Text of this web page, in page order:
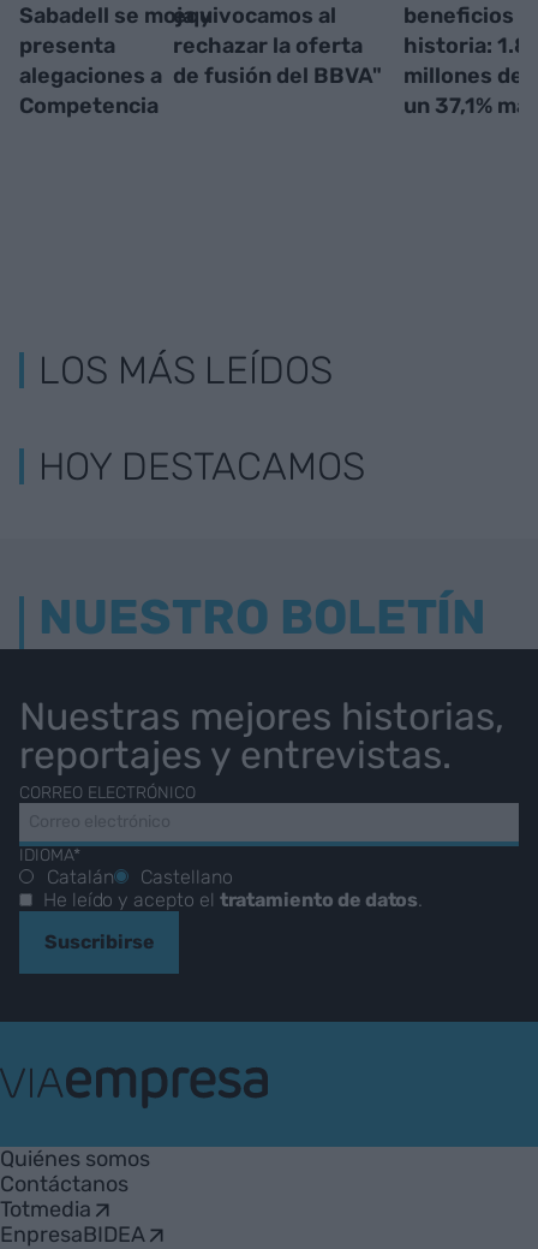
Sabadell se moja y
presenta
alegaciones a
Competencia
equivocamos al
rechazar la oferta
de fusión del BBVA"
beneficios
historia:
millones de
un 37,1%
LOS MÁS LEÍDOS
HOY DESTACAMOS
NUESTRO BOLETÍN
Nuestras mejores historias,
reportajes y entrevistas.
CORREO ELECTRÓNICO
IDIOMA*
Catalán
Castellano
He leído y acepto el tratamiento de datos.
Suscribirse
Empresa
Quiénes somos
Contáctanos
Totmedia
EnpresaBIDEA